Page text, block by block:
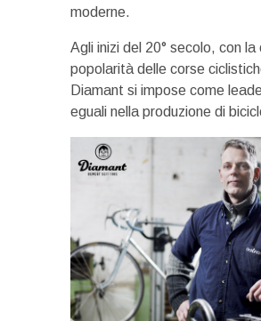
moderne.
Agli inizi del 20° secolo, con
popolarità delle corse
Diamant si impose come
eguali nella produzione di